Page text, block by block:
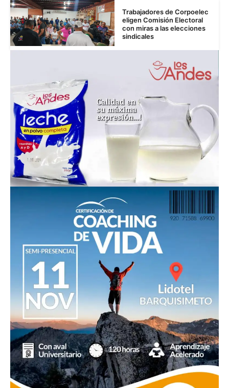
Trabajadores de Corpoelec
eligen Comisión Electoral
con miras a las elecciones
sindicales